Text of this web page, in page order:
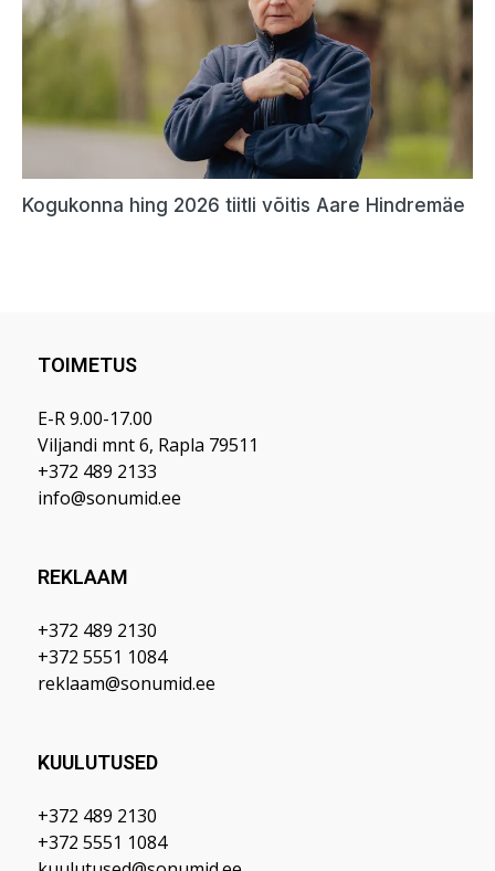
TOIMETUS
E-R 9.00-17.00
Viljandi mnt 6, Rapla 79511
+372 489 2133
info@sonumid.ee
REKLAAM
+372 489 2130
+372 5551 1084
reklaam@sonumid.ee
KUULUTUSED
+372 489 2130
+372 5551 1084